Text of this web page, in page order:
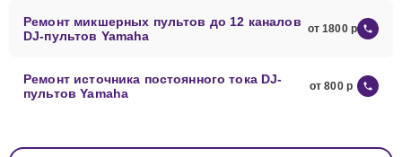
Ремонт микшерных пультов до 12 каналов
DJ-пультов Yamaha
от 1800
Ремонт источника постоянного тока DJ-
пультов Yamaha
от 800